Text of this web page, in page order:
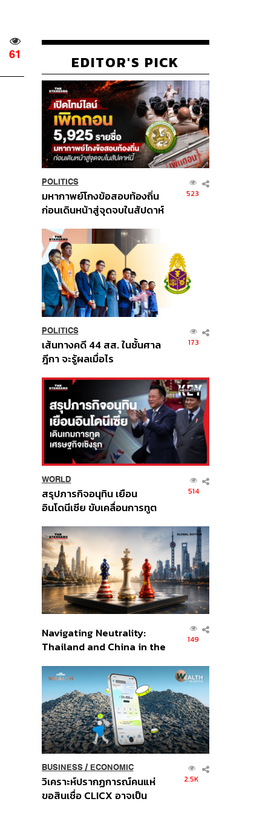
61 EDITOR'S PICK
POLITICS
มหากาพย์โกงข้อสอบท้องถิ่น
ก่อนเดินหน้าสู่จุดจบในสัปดาห์
523
POLITICS
เส้นทางคดี 44 สส. ในชั้นศาล
ฎีกา จะรู้ผลเมื่อไร
173
WORLD
สรุปภารกิจอนุทิน เยือน
อินโดนีเซีย ขับเคลื่อนการทูต
ส่วนยุทธศาสตร์ไทย –
อินโดนีเซีย
514
Navigating Neutrality:
Thailand and China in the
Order
149
BUSINESS/ ECONOMIC
วิเคราะห์ปรากฏการณ์คนแห่
ขอสินเชื่อ CLICX อาจเป็น
2.5K